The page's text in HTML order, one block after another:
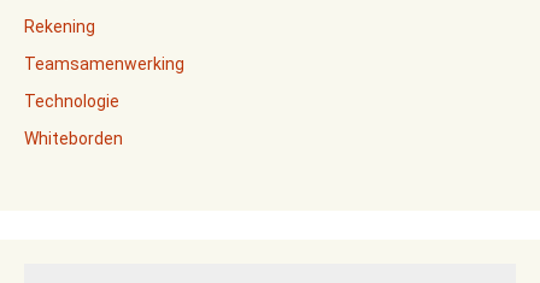
Rekening
Teamsamenwerking
Technologie
Whiteborden